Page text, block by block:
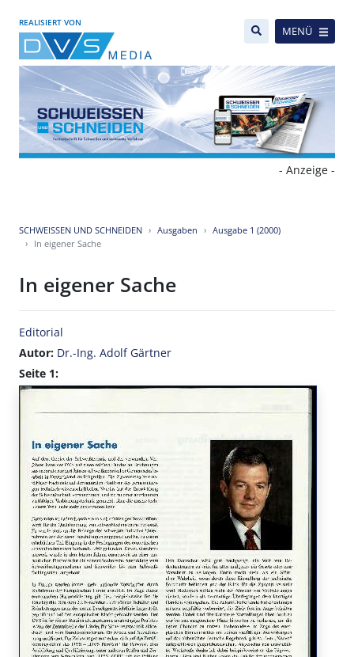
REALISIERT VON
MENÜ
- Anzeige -
SCHWEISSEN UND SCHNEIDEN Ausgaben
Ausgabe 1 (2000)
In eigener Sache
In eigener Sache
Editorial
Autor: Dr.-Ing. Adolf Gärtner
Seite 1: